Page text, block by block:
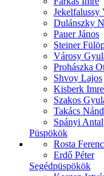
Jekelfalussy
Dulánszky
Pauer János
Steiner
Városy
Prohászka
Shvoy Lajos
Kisberk Imre
Szakos
Takács
Spányi Antal
Püspökök
Rosta Ferenc
Erdő Péter
Segédpüspökök